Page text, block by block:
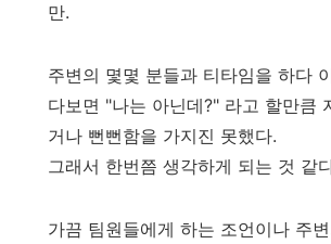
만.
주변의 몇몇 분들과 티타임을 하다
다보면 "나는 아닌데?" 라고 할만큼
거나 뻔뻔함을 가지진 못했다.
그래서 한번쯤 생각하게 되는 것 같
가끔 팀원들에게 하는 조언이나 주